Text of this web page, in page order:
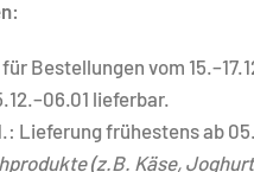
Bestellungen vom
lieferbar.
Lieferung frühestens ab
(z.B. Käse,